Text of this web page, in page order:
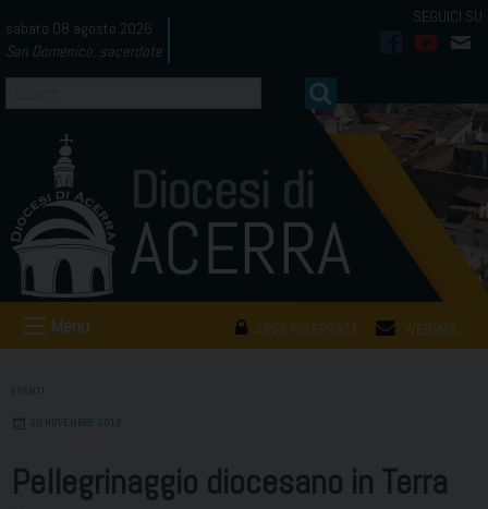
to
content
sabato 08 agosto 2026
San Domenico, sacerdote
AREA RISERVATA WEBMAIL
Menu
EVENTI
20 NOVEMBRE 2018
Pellegrinaggio diocesano in Terra